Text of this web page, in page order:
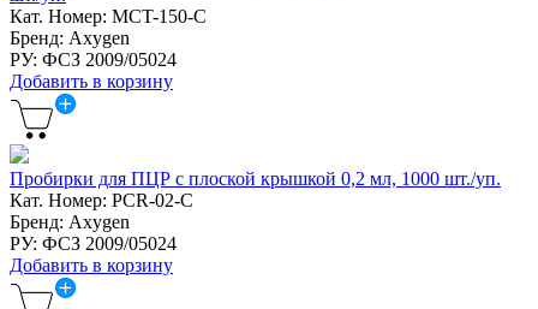
Кат. Номер: MCT-150-C
Бренд: Axygen
РУ: ФСЗ 2009/05024
Добавить в корзину
Пробирки для ПЦР с плоской крышкой 0,2 мл, 1000 шт./уп.
Кат. Номер: PCR-02-C
Бренд: Axygen
РУ: ФСЗ 2009/05024
Добавить в корзину